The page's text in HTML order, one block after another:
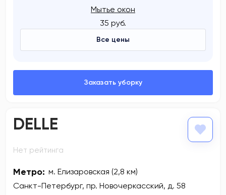
Мытье окон
35 руб.
Все цены
DELLE
Нет рейтинга
Метро: м. Елизаровская (2,8 км)
Санкт-Петербург, пр. Новочеркасский, д. 58